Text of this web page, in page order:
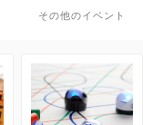
その他のイベント